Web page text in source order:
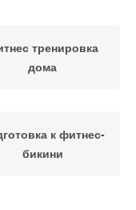
тренировка
дома
к фитнес-
бикини